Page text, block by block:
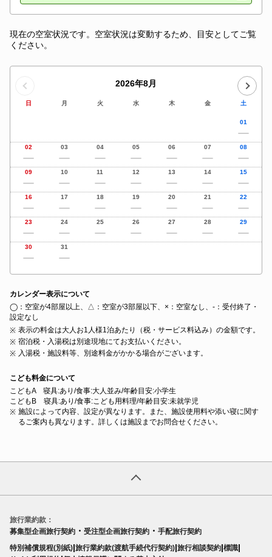
現在の空室状況です。空室状況は変動するため、目安としてご覧
ください。
2026年8月
日 月 火 水 木 金 土
01
02 03 04 05 06 07 08
09 10 11 12 13 14 15
16 17 18 19 20 21 22
23 24 25 26 27 28 29
30 31
カレンダー表示について
◯：空室が4部屋以上、△：空室が3部屋以下、×：空室なし、‐：受付終了・
設定なし
表示の料金は大人お1人様1泊あたり（税・サービス料込み）の金額です。
宿泊税・入湯税は別途現地にてお支払いください。
入湯税・施設料等、別途料金がかかる場合がございます。
こども料金について
こどもA 寝具:あり/食事:大人並み/年齢目安:小学生
こどもB 寝具:あり/食事:こども用料理/年齢目安:未就学児
施設によって内容、設定が異なります。また、施設使用料や添い寝に関す
るご案内も異なります。詳しくは施設までお問合せください。
旅行業約款：
募集型企画旅行契約 ・ 受注型企画旅行契約 ・ 手配旅行契約
特別補償規程(別紙)|旅行業約款(渡航手続代行契約)|旅行相談契約|標識|